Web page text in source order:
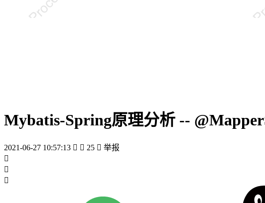
Mybatis-Spring原理分析 --
2021-06-27 10:57:13   25  举报


